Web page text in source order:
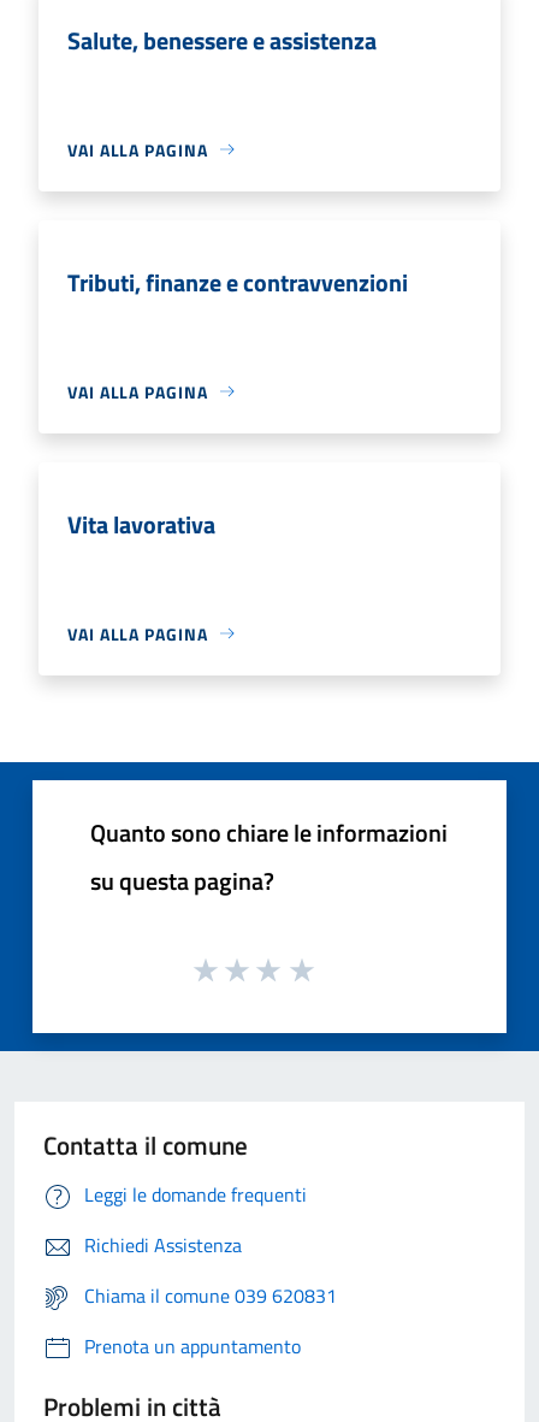
Salute, benessere e assistenza
VAI ALLA PAGINA
Tributi, finanze e contravvenzioni
VAI ALLA PAGINA
Vita lavorativa
VAI ALLA PAGINA
Quanto sono chiare le informazioni
su questa pagina?
Contatta il comune
Leggi le domande frequenti
Richiedi Assistenza
Chiama il comune 039 620831
Prenota un appuntamento
Problemi in città